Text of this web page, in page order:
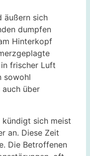
äußern sich
dumpfen
Hinterkopf
frischer Luft
sowohl
über
kündigt sich meist
an. Diese Zeit
Die Betroffenen